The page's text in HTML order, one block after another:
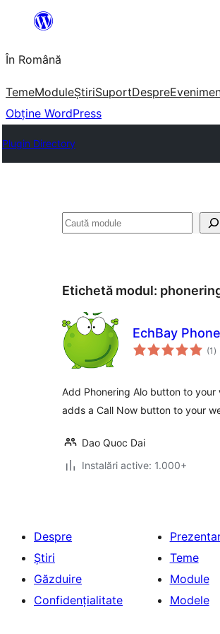
conținut
În Română
TemeModuleȘtiriSuportDespre
Obține WordPress
Plugin Directory
Caută
Etichetă modul:
EchBay
(1 )
Add Phonering Alo button to
adds a Call Now button to your
Dao Quoc Dai
Instalări active: 1.000+
Despre
Știri
Găzduire
Confidențialitate
Teme
Module
Modele